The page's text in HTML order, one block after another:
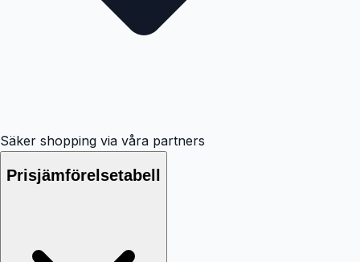
Säker shopping via våra partners
Prisjämförelsetabell